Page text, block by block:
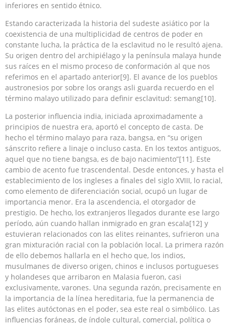
inferiores en sentido étnico.
Estando caracterizada la historia del sudeste asiático por la
coexistencia de una multiplicidad de centros de poder en
constante lucha, la práctica de la esclavitud no le resultó ajena.
Su origen dentro del archipiélago y la península malaya hunde
sus raíces en el mismo proceso de conformación al que nos
referimos en el apartado anterior[9]. El avance de los pueblos
austronesios por sobre los orangs asli guarda recuerdo en el
término malayo utilizado para definir esclavitud: semang[10].
La posterior influencia india, iniciada aproximadamente a
principios de nuestra era, aportó el concepto de casta. De
hecho el término malayo para raza, bangsa, en “su origen
sánscrito refiere a linaje o incluso casta. En los textos antiguos,
aquel que no tiene bangsa, es de bajo nacimiento”[11]. Este
cambio de acento fue trascendental. Desde entonces, y hasta el
establecimiento de los ingleses a finales del siglo XVIII, lo racial,
como elemento de diferenciación social, ocupó un lugar de
importancia menor. Era la ascendencia, el otorgador de
prestigio. De hecho, los extranjeros llegados durante ese largo
período, aún cuando hallan inmigrado en gran escala[12] y
estuvieran relacionados con las elites reinantes, sufrieron una
gran mixturación racial con la población local. La primera razón
de ello debemos hallarla en el hecho que, los indios,
musulmanes de diverso origen, chinos e inclusos portugueses
y holandeses que arribaron en Malasia fueron, casi
exclusivamente, varones. Una segunda razón, precisamente en
la importancia de la línea hereditaria, fue la permanencia de
las elites autóctonas en el poder, sea este real o simbólico. Las
influencias foráneas, de índole cultural, comercial, política o